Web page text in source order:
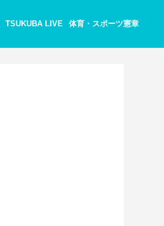
TSUKUBA LIVE 体育・スポーツ憲章